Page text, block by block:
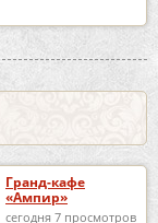
Гранд-кафе
«Ампир»
сегодня 7 просмотров